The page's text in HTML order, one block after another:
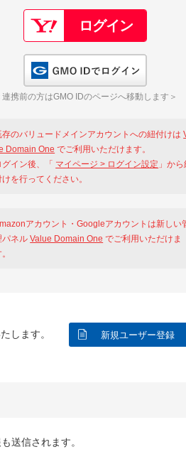
連携前の方はGMO IDのページへ移動します＞
存のバリュードメインアカウントへの紐付けは
Domain One でご利用いただけます。
グイン後、「 マイページ > ログイン設定 」から
けを行ってください。
アカウント・Googleアカウントは新しい
パネルValue Domain One でご利用いただけま
します。 新規ユーザー登録
送信されます。